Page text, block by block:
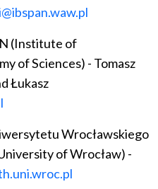
(Institute of
of Sciences) - Tomasz
Łukasz
Wrocławskiego
of Wrocław) -